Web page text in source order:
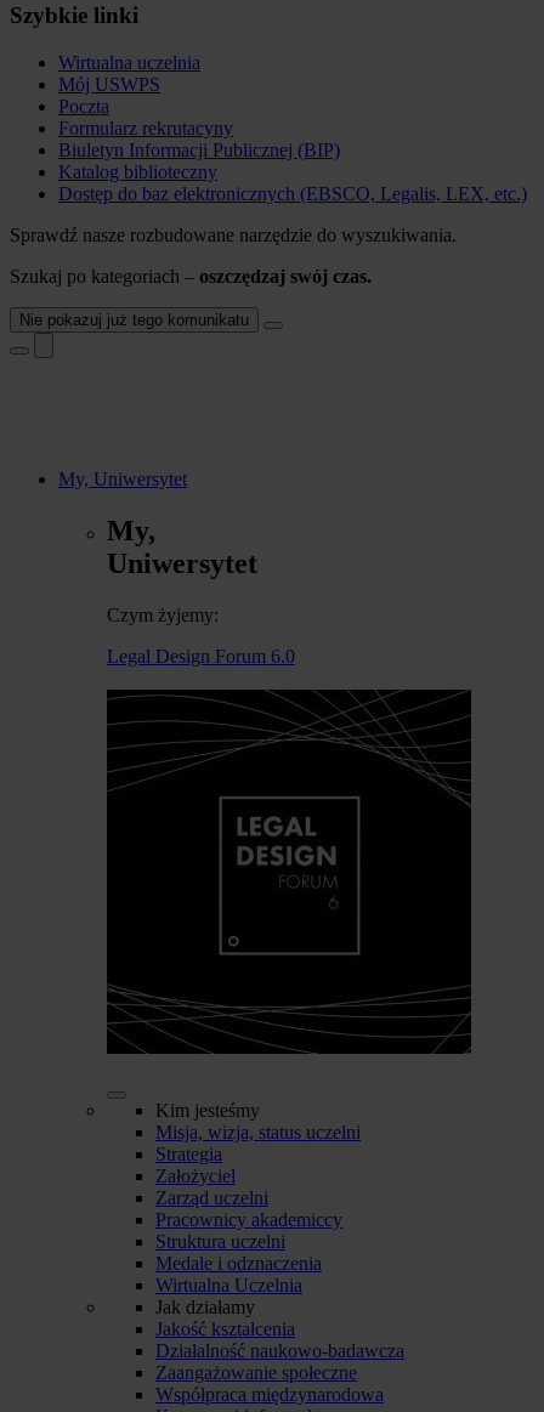
Szybkie linki
Wirtualna uczelnia
Mój USWPS
Poczta
Formularz rekrutacyny
Biuletyn Informacji Publicznej (BIP)
Katalog biblioteczny
Dostęp do baz elektronicznych (EBSCO, Legalis, LEX, etc.)
Sprawdź nasze rozbudowane narzędzie do wyszukiwania.
Szukaj po kategoriach – oszczędzaj swój czas.
Nie pokazuj już tego komunikatu
My, Uniwersytet
My,
Uniwersytet
Czym żyjemy:
Legal Design Forum 6.0
Kim jesteśmy
Misja, wizja, status uczelni
Strategia
Założyciel
Zarząd uczelni
Pracownicy akademiccy
Struktura uczelni
Medale i odznaczenia
Wirtualna Uczelnia
Jak działamy
Jakość kształcenia
Działalność naukowo-badawcza
Zaangażowanie społeczne
Współpraca międzynarodowa